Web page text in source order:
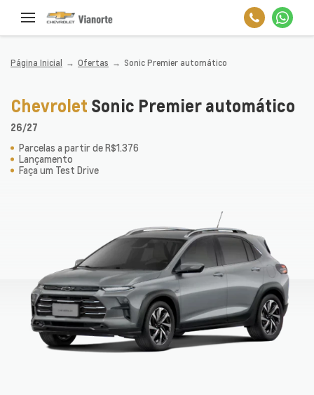
Página Inicial Ofertas Sonic Premier automático
Chevrolet Sonic Premier automático
26/27
Parcelas a partir de R$1.376
Lançamento
Faça um Test Drive